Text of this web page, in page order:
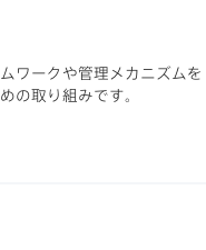
ワークや管理メカニズムを
の取り組みです。